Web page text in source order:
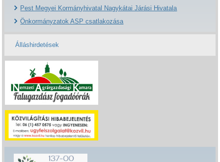
Pest Megyei Kormányhivatal Nagykátai Járási Hivatala
Önkormányzatok ASP csatlakozása
Álláshirdetések